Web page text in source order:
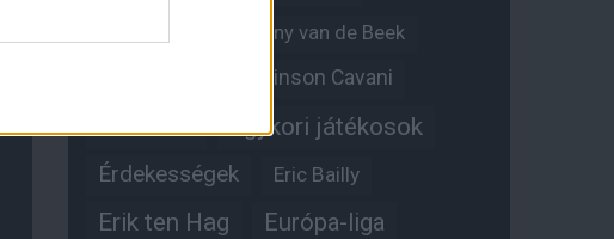
Donny van de Beek
Edinson Cavani
Edzői stáb Egykori játékosok
Érdekességek Eric Bailly
Erik ten Hag Európa-liga